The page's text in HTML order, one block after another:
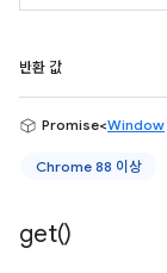
반환 값
Promise<Window
Chrome 88 이상
get()